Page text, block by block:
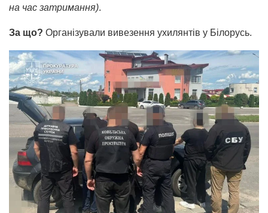
на час затримання).
За що? Організували вивезення ухилянтів у Білорусь.